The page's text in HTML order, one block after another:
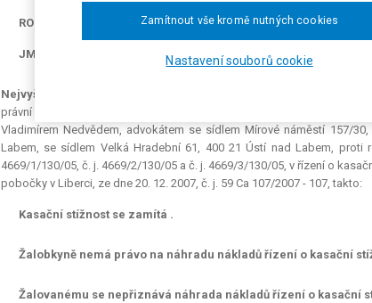
ROZSUDEK
JMÉNEM REPUBLIKY
Nejvyšší správní soud
rozhodl v senátu složeném z předsedkyně
právní věci žalobkyně STAVO UNION, stavební společnosti s r. o.,
Vladimírem Nedvědem, advokátem se sídlem Mírové náměstí 157/
Labem, se sídlem Velká Hradební 61, 400 21 Ústí nad Labem,
4669/1/130/05, č. j. 4669/2/130/05 a č. j. 4669/3/130/05, v řízení o
pobočky v Liberci, ze dne 20. 12. 2007, č. j. 59 Ca 107/2007 - 107, takto:
Kasační stížnost se zamítá .
Žalobkyně nemá právo na náhradu nákladů řízení o kasační
Žalovanému se nepřiznává náhrada nákladů řízení o kasační
Nastavení souborů cookie
Zamítnout vše kromě nutných cookies